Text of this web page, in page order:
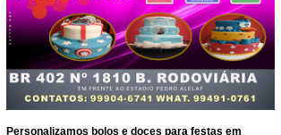
Personalizamos bolos e doces para festas em